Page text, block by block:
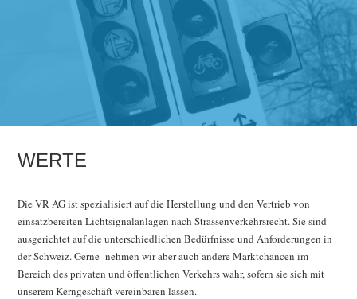
WERTE
Die VR AG ist spezialisiert auf die Herstellung und den Vertrieb von
einsatzbereiten Lichtsignalanlagen nach Strassenverkehrsrecht. Sie sind
ausgerichtet auf die unterschiedlichen Bedürfnisse und Anforderungen in
der Schweiz. Gerne nehmen wir aber auch andere Marktchancen im
Bereich des privaten und öffentlichen Verkehrs wahr, sofern sie sich mit
unserem Kerngeschäft vereinbaren lassen.